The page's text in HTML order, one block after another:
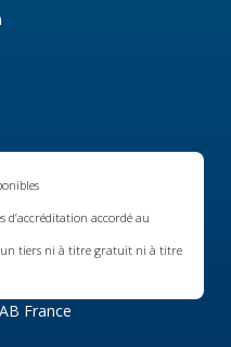
d’accréditation accordé au
un tiers ni à titre gratuit ni à titre
France